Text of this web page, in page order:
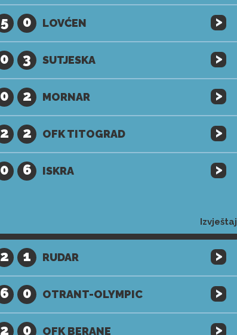
5 0 LOVĆEN >
0 3 SUTJESKA >
0 2 MORNAR >
2 2 OFK TITOGRAD >
0 6 ISKRA >
Izvještaj
2 1 RUDAR >
6 0 OTRANT-OLYMPIC >
2 0 OFK BERANE >